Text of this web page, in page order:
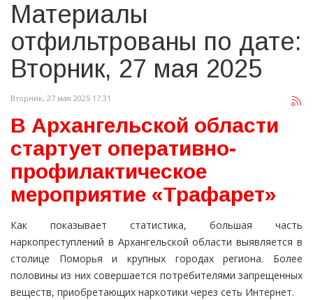
Материалы
отфильтрованы по дате:
Вторник, 27 мая 2025
Вторник, 27 мая 2025 17:31
В Архангельской области
стартует оперативно-
профилактическое
мероприятие «Трафарет»
Как показывает статистика, большая часть
наркопреступлений в Архангельской области выявляется в
столице Поморья и крупных городах региона. Более
половины из них совершается потребителями запрещенных
веществ, приобретающих наркотики через сеть Интернет.